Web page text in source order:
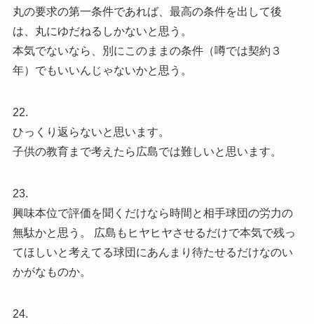
丸の要求の第一条件であれば、最高の条件を出して後
は、丸にゆだねるしかないと思う。
本気でないなら、別にこのままの条件（噂では契約３
年）でもいいんじゃないかと思う。
22.
ひっくり返らないと思います。
子供の教育まで考えたら広島では難しいと思います。
23.
興味本位で評価を聞くだけなら時間と相手球団の労力の
無駄かと思う。 広島もヒヤヒヤさせるだけで本気で残っ
てほしいと考えてる球団にあんまり待たせるだけなのい
かがなものか。
24.